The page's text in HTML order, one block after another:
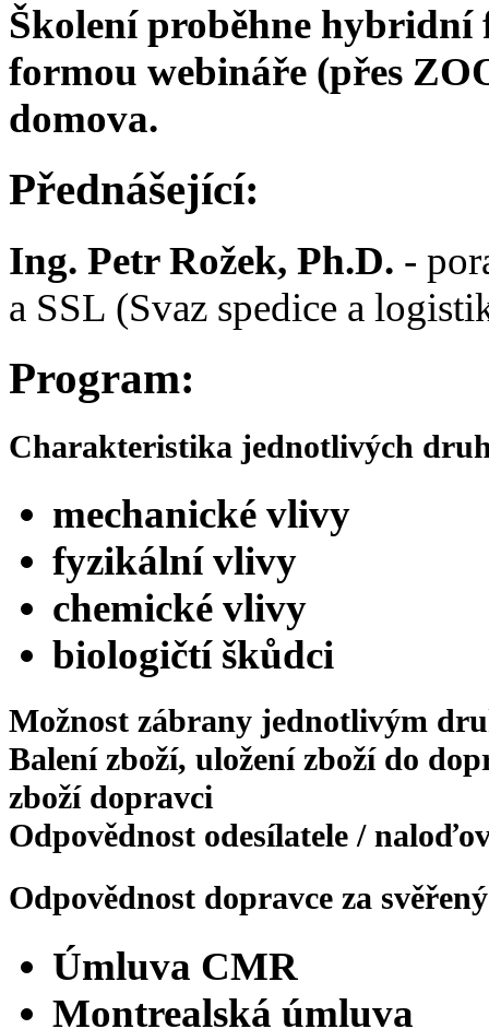
Školení proběhne hybridní
formou webináře (přes
domova.
Přednášející:
Ing. Petr Rožek, Ph.D. -
a SSL (Svaz spedice a
Program:
Charakteristika jednotlivých
mechanické vlivy
fyzikální vlivy
chemické vlivy
biologičtí škůdci
Možnost zábrany jednotlivým
Balení zboží, uložení zboží do
zboží dopravci
Odpovědnost odesílatele /
Odpovědnost dopravce za
Úmluva CMR
Montrealská úmluva